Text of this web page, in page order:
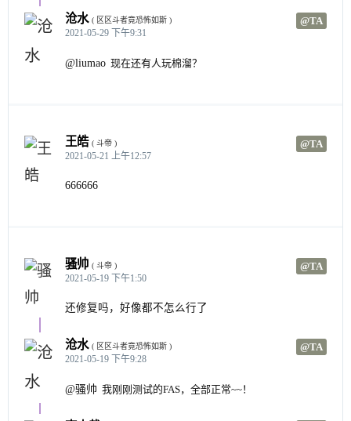
沧水 @TA
( 区区斗者竟恐怖如斯 )
2021-05-29 下午9:31
@liumao 现在还有人玩棉溜？
王皓 @TA
( 斗帝 )
2021-05-21 上午12:57
666666
骚帅 @TA
( 斗帝 )
2021-05-19 下午1:50
还修复吗，好像都不怎么行了
沧水 @TA
( 区区斗者竟恐怖如斯 )
2021-05-19 下午9:28
@骚帅 我刚刚测试的FAS，全部正常~~！